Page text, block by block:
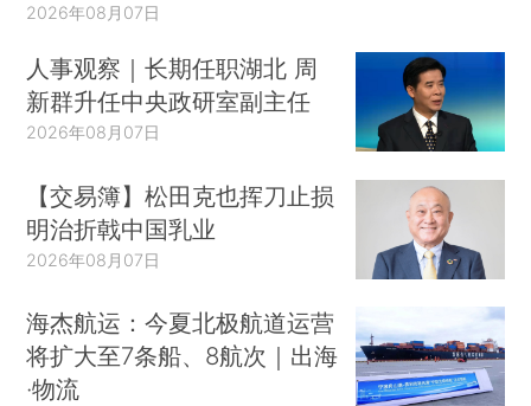
2026年08月07日
人事观察｜长期任职湖北 周
新群升任中央政研室副主任
2026年08月07日
【交易簿】松田克也挥刀止损
明治折戟中国乳业
2026年08月07日
海杰航运：今夏北极航道运营
将扩大至7条船、8航次｜出海
·物流